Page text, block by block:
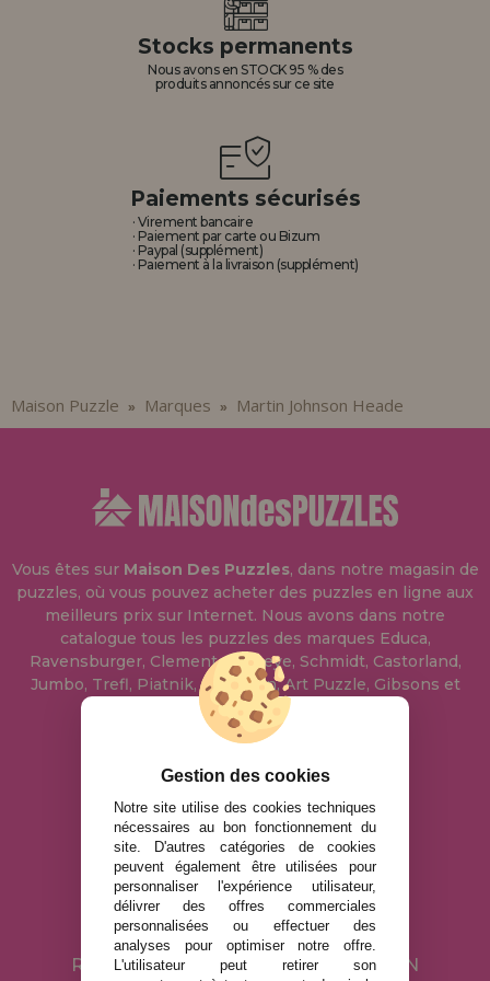
ENREGISTREMENT DISTRIBUTEUR
Stocks permanents
Nous avons en STOCK 95 % des
produits annoncés sur ce site
Paiements sécurisés
· Virement bancaire
· Paiement par carte ou Bizum
· Paypal (supplément)
· Paiement à la livraison (supplément)
Maison Puzzle » Marques » Martin Johnson Heade
Vous êtes sur Maison Des Puzzles, dans notre magasin de
puzzles, où vous pouvez acheter des puzzles en ligne aux
meilleurs prix sur Internet. Nous avons dans notre
catalogue tous les puzzles des marques Educa,
Ravensburger, Clementoni, Heye, Schmidt, Castorland,
Jumbo, Trefl, Piatnik, Anatolian, Art Puzzle, Gibsons et
bien d'autres.
info@maisondespuzzles.fr
MENTIONS LÉGALES
POLITIQUE DE CONFIDENTIALITÉ
POLITIQUE DE COOKIES
LIVRAISON ET RETOUR
RETOURS / DROIT DE RÉTRACTATION
Gestion des cookies
Notre site utilise des cookies techniques
nécessaires au bon fonctionnement du
site. D'autres catégories de cookies
peuvent également être utilisées pour
personnaliser l'expérience utilisateur,
délivrer des offres commerciales
personnalisées ou effectuer des
analyses pour optimiser notre offre.
L'utilisateur peut retirer son